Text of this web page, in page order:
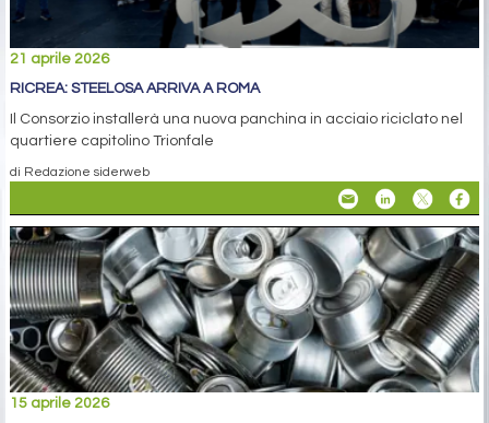
21 aprile 2026
RICREA: STEELOSA ARRIVA A ROMA
Il Consorzio installerà una nuova panchina in acciaio riciclato nel
quartiere capitolino Trionfale
di Redazione siderweb
15 aprile 2026